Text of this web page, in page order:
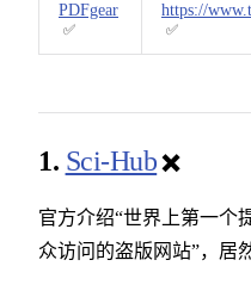
PDFgear
✅
https://
✅
1. Sci-Hub❌
官方介绍“世界上第一个
众访问的盗版网站”，居